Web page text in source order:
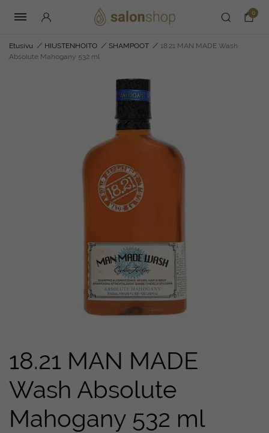
0
Etusivu / HIUSTENHOITO / SHAMPOOT / 18.21 MAN MADE Wash
Absolute Mahogany 532 ml
18.21 MAN MADE
Wash Absolute
Mahogany 532 ml